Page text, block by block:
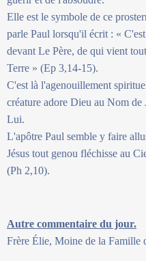
Elle est le symbole de ce
parle Paul lorsqu'il écrit : «
devant Le Père, de qui vient
Terre » (Ep 3,14-15).
C'est là l'agenouillement
créature adore Dieu au Nom de
Lui.
L'apôtre Paul semble y faire
Jésus tout genou fléchisse au
(Ph 2,10).
Autre commentaire du jour.
Frère Élie, Moine de la Famille